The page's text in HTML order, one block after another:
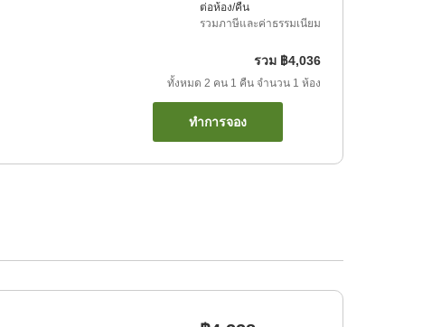
ต่อห้อง/คืน
รวมภาษีและค่าธรรมเนียม
รวม ฿4,036
ทั้งหมด 2 คน 1 คืน จำนวน 1 ห้อง
ทำการจอง